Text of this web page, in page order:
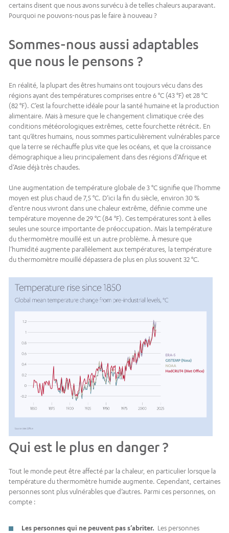
certains disent que nous avons survécu à de telles chaleurs auparavant.
Pourquoi ne pouvons-nous pas le faire à nouveau ?
Sommes-nous aussi adaptables
que nous le pensons ?
En réalité, la plupart des êtres humains ont toujours vécu dans des
régions ayant des températures comprises entre 6 °C (43 °F) et 28 °C
(82 °F). C’est la fourchette idéale pour la santé humaine et la production
alimentaire. Mais à mesure que le changement climatique crée des
conditions météorologiques extrêmes, cette fourchette rétrécit. En
tant qu’êtres humains, nous sommes particulièrement vulnérables parce
que la terre se réchauffe plus vite que les océans, et que la croissance
démographique a lieu principalement dans des régions d’Afrique et
d’Asie déjà très chaudes.
Une augmentation de température globale de 3 °C signifie que l’homme
moyen est plus chaud de 7,5 °C. D’ici la fin du siècle, environ 30 %
d’entre nous vivront dans une chaleur extrême, définie comme une
température moyenne de 29 °C (84 °F). Ces températures sont à elles
seules une source importante de préoccupation. Mais la température
du thermomètre mouillé est un autre problème. À mesure que
l’humidité augmente parallèlement aux températures, la température
du thermomètre mouillé dépassera de plus en plus souvent 32 °C.
Qui est le plus en danger ?
Tout le monde peut être affecté par la chaleur, en particulier lorsque la
température du thermomètre humide augmente. Cependant, certaines
personnes sont plus vulnérables que d’autres. Parmi ces personnes, on
compte :
Les personnes qui ne peuvent pas s’abriter. Les personnes